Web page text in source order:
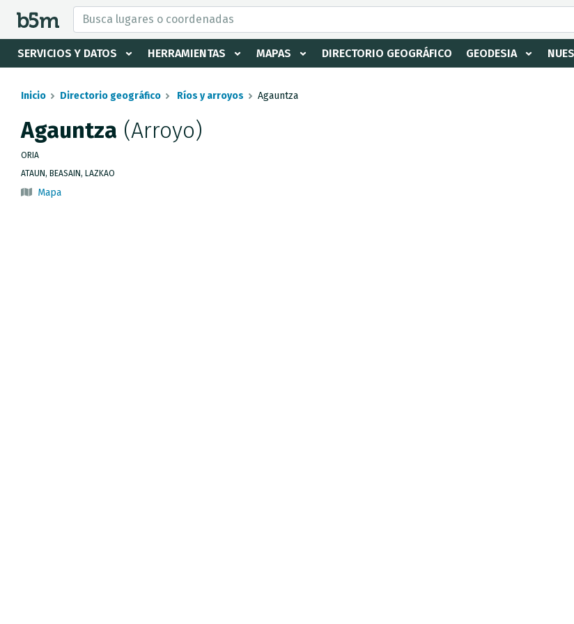
SERVICIOS Y DATOS HERRAMIENTAS MAPAS DIRECTORIO GEOGRÁFICO GEODESIA
Buscador y directorio
Inicio Directorio geográfico Ríos y arroyos Agauntza
Agauntza (Arroyo)
ORIA
ATAUN, BEASAIN, LAZKAO
Mapa